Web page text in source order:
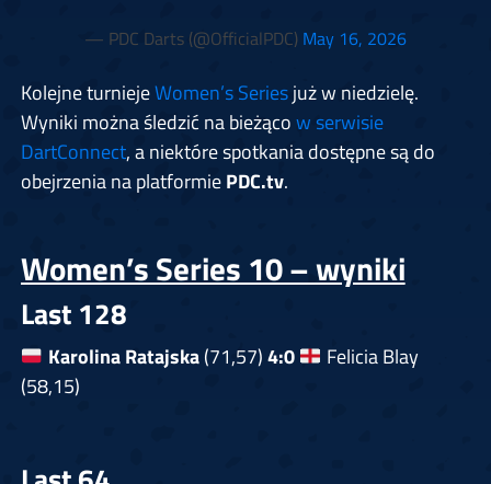
— PDC Darts (@OfficialPDC) May 16, 2026
Kolejne turniejeWomen’s Seriesjuż w niedzielę.
Wyniki można śledzić na bieżącow serwisie
DartConnect, a niektóre spotkania dostępne są do
obejrzenia na platformiePDC.tv.
Women’s Series 10 – wyniki
Last 128
Karolina Ratajska(71,57)4:0
Felicia Blay
(58,15)